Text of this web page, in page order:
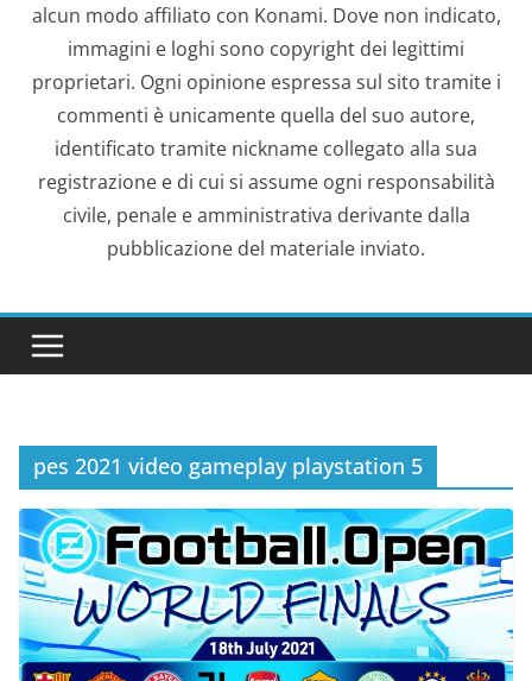
alcun modo affiliato con Konami. Dove non indicato,
immagini e loghi sono copyright dei legittimi
proprietari. Ogni opinione espressa sul sito tramite i
commenti è unicamente quella del suo autore,
identificato tramite nickname collegato alla sua
registrazione e di cui si assume ogni responsabilità
civile, penale e amministrativa derivante dalla
pubblicazione del materiale inviato.
pes 2021 video gameplay playstation 5